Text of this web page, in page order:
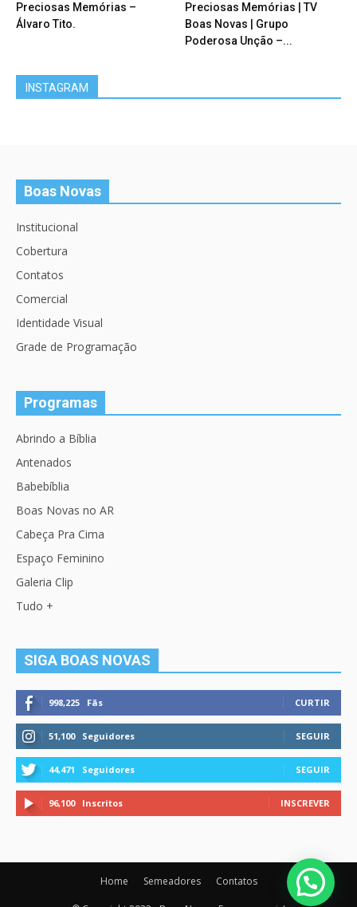
Preciosas Memórias –
Álvaro Tito.
Preciosas Memórias | TV
Boas Novas | Grupo
Poderosa Unção –...
INSTAGRAM
Boas Novas
Institucional
Cobertura
Contatos
Comercial
Identidade Visual
Grade de Programação
Programas
Abrindo a Bíblia
Antenados
Babebíblia
Boas Novas no AR
Cabeça Pra Cima
Espaço Feminino
Galeria Clip
Tudo +
SIGA BOAS NOVAS
998,225 Fãs CURTIR
51,100 Seguidores SEGUIR
44,471 Seguidores SEGUIR
96,100 Inscritos INSCREVER
Home Semeadores Contatos